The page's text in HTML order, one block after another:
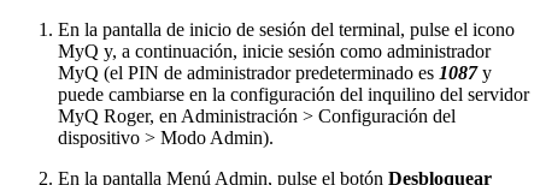
En la pantalla de inicio de sesión del terminal, pulse el icono
MyQ y, a continuación, inicie sesión como administrador
MyQ (el PIN de administrador predeterminado es 1087y
puede cambiarse en la configuración del inquilino del servidor
MyQ Roger, en Administración > Configuración del
dispositivo > Modo Admin).
En la pantalla Menú Admin, pulse el botón Desbloquear